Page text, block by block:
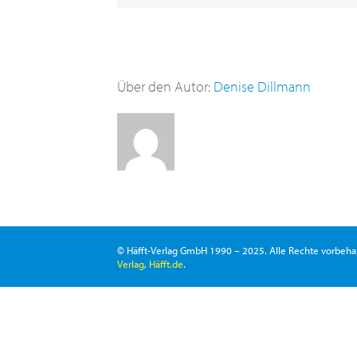
Über den Autor: Denise Dillmann
© Häfft-Verlag GmbH 1990 – 2025. Alle Rechte
Verlag, Häfft.de.